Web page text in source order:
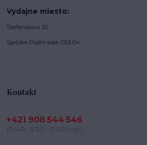
Vydajne miesto:
Štefánikova 32
Spišské Podhradie, 053 04
Kontakt
+421 908 544 546
(Po-Pi, 8:30 - 17:00 hod.)